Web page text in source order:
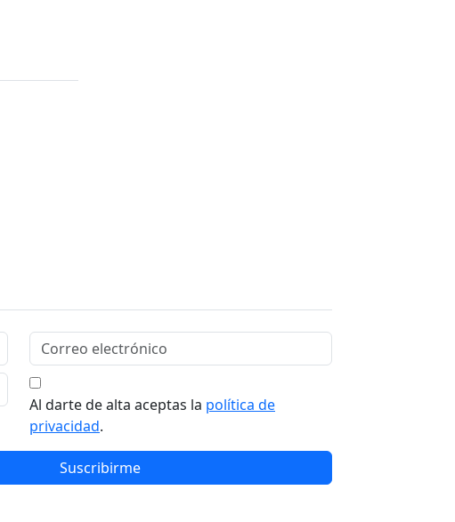
Al darte de alta aceptas la política de
privacidad.
Suscribirme